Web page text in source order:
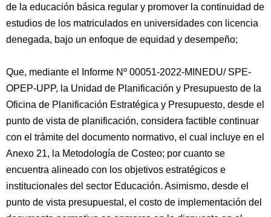
de la educación básica regular y promover la continuidad de
estudios de los matriculados en universidades con licencia
denegada, bajo un enfoque de equidad y desempeño;
Que, mediante el Informe Nº 00051-2022-MINEDU/ SPE-
OPEP-UPP, la Unidad de Planificación y Presupuesto de la
Oficina de Planificación Estratégica y Presupuesto, desde el
punto de vista de planificación, considera factible continuar
con el trámite del documento normativo, el cual incluye en el
Anexo 21, la Metodología de Costeo; por cuanto se
encuentra alineado con los objetivos estratégicos e
institucionales del sector Educación. Asimismo, desde el
punto de vista presupuestal, el costo de implementación del